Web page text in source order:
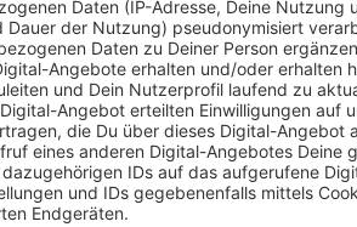
Veröffentlicht:Dienstag, 18.05.2021 13:35
Anzeige
Der bietet den Kindern die
kleines „Ferienhäuschen“ mit Balkon